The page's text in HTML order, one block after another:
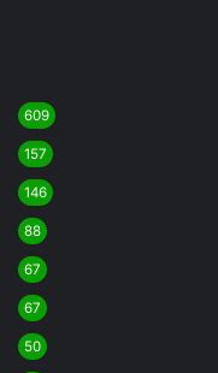
609
157
146
88
67
67
50